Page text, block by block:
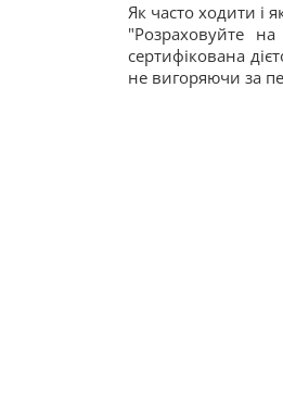
Як часто ходити і
"Розраховуйте
сертифікована
не вигоряючи за